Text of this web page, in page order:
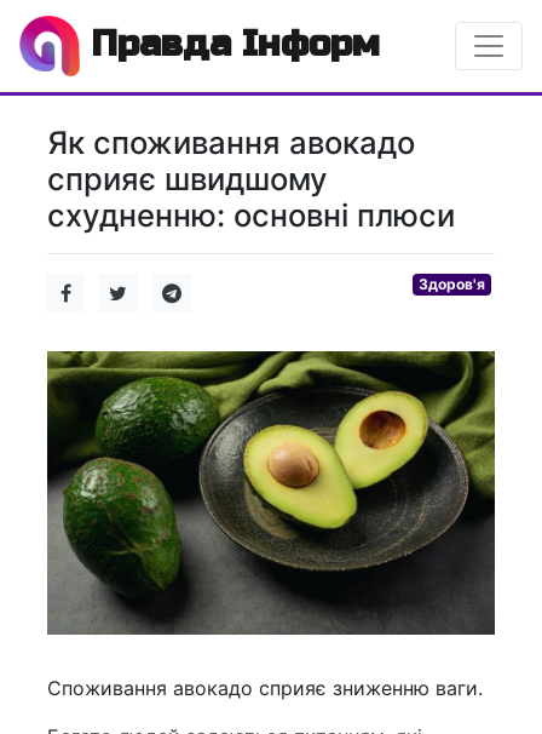
Правда Інформ
Як споживання авокадо
сприяє швидшому
схудненню: основні плюси
Здоров'я
Споживання авокадо сприяє зниженню ваги.